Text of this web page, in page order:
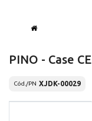
PINO - Case CE
Cód./PN XJDK-00029